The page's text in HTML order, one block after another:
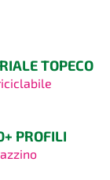
TOPECO
PROFILI